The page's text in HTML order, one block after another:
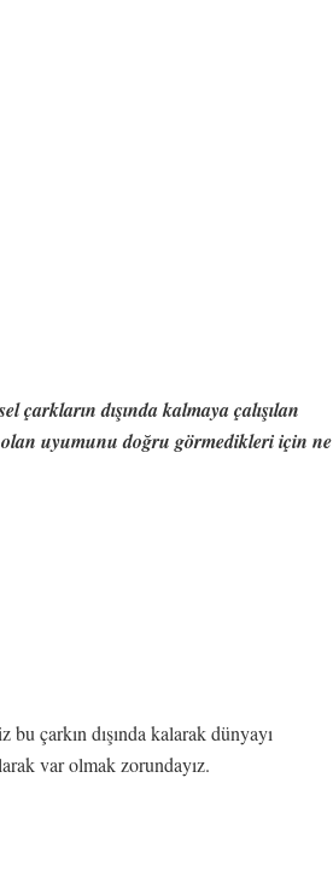
çarkların dışında kalmaya çalışılan
uyumunu doğru görmedikleri için ne
çarkın dışında kalarak dünyayı
var olmak zorundayız.